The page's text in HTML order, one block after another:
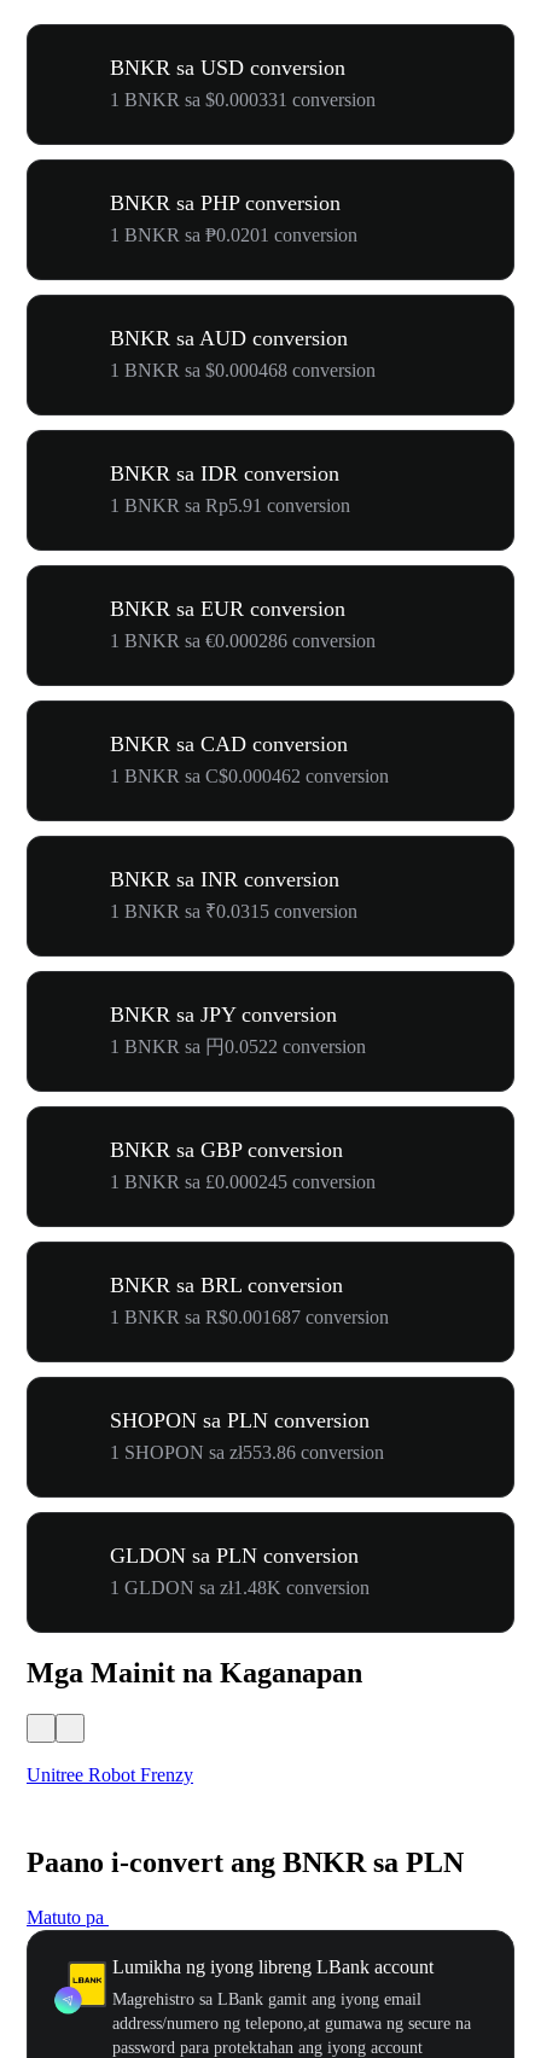
BNKR sa USD conversion
1 BNKR sa $0.000331 conversion
BNKR sa PHP conversion
1 BNKR sa ₱0.0201 conversion
BNKR sa AUD conversion
1 BNKR sa $0.000468 conversion
BNKR sa IDR conversion
1 BNKR sa Rp5.91 conversion
BNKR sa EUR conversion
1 BNKR sa €0.000286 conversion
BNKR sa CAD conversion
1 BNKR sa C$0.000462 conversion
BNKR sa INR conversion
1 BNKR sa ₹0.0315 conversion
BNKR sa JPY conversion
1 BNKR sa 円0.0522 conversion
BNKR sa GBP conversion
1 BNKR sa £0.000245 conversion
BNKR sa BRL conversion
1 BNKR sa R$0.001687 conversion
SHOPON sa PLN conversion
1 SHOPON sa zł553.86 conversion
GLDON sa PLN conversion
1 GLDON sa zł1.48K conversion
Mga Mainit na Kaganapan
Unitree Robot Frenzy
Paano i-convert ang BNKR sa PLN
Matuto pa
Lumikha ng iyong libreng LBank account
Magrehistro sa LBank gamit ang iyong email
address/numero ng telepono,at gumawa ng secure na
password para protektahan ang iyong account